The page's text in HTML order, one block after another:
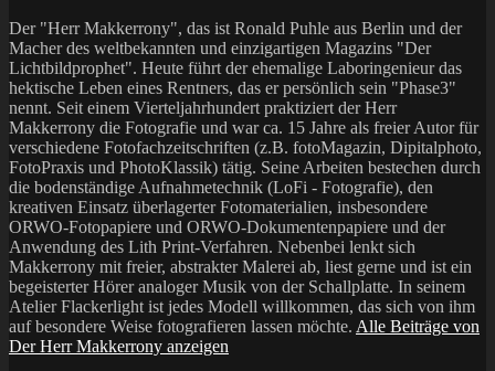
Der "Herr Makkerrony", das ist Ronald Puhle aus Berlin und der
Macher des weltbekannten und einzigartigen Magazins "Der
Lichtbildprophet". Heute führt der ehemalige Laboringenieur das
hektische Leben eines Rentners, das er persönlich sein "Phase3"
nennt. Seit einem Vierteljahrhundert praktiziert der Herr
Makkerrony die Fotografie und war ca. 15 Jahre als freier Autor für
verschiedene Fotofachzeitschriften (z.B. fotoMagazin, Dipitalphoto,
FotoPraxis und PhotoKlassik) tätig. Seine Arbeiten bestechen durch
die bodenständige Aufnahmetechnik (LoFi - Fotografie), den
kreativen Einsatz überlagerter Fotomaterialien, insbesondere
ORWO-Fotopapiere und ORWO-Dokumentenpapiere und der
Anwendung des Lith Print-Verfahren. Nebenbei lenkt sich
Makkerrony mit freier, abstrakter Malerei ab, liest gerne und ist ein
begeisterter Hörer analoger Musik von der Schallplatte. In seinem
Atelier Flackerlight ist jedes Modell willkommen, das sich von ihm
auf besondere Weise fotografieren lassen möchte. Alle Beiträge von
Der Herr Makkerrony anzeigen